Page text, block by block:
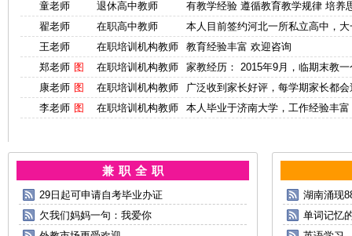
童老师 退休高中教师
有教学经验 遵循教育教学规律 培养
翟老师
在职高中教师
本人目前签约河北一所私立高中，
王老师
在职培训机构教师
教育经验丰富 欢迎咨询
郑老师 图 在职培训机构教师
家教经历： 2015年9月，临期末教
康老师 图 在职培训机构教师
广泛收到家长好评，每学期家长都
李老师 图 在职培训机构教师 本人毕业于济南大学，工作经验丰
兼 职 全 职
29日起可申请自考毕业办证
欠我们妈妈一句：我爱你
湖南涌现
单词记忆